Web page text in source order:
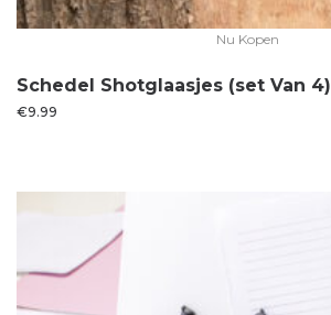
Nu Kopen
Schedel Shotglaasjes (set Van 4)
€9.99